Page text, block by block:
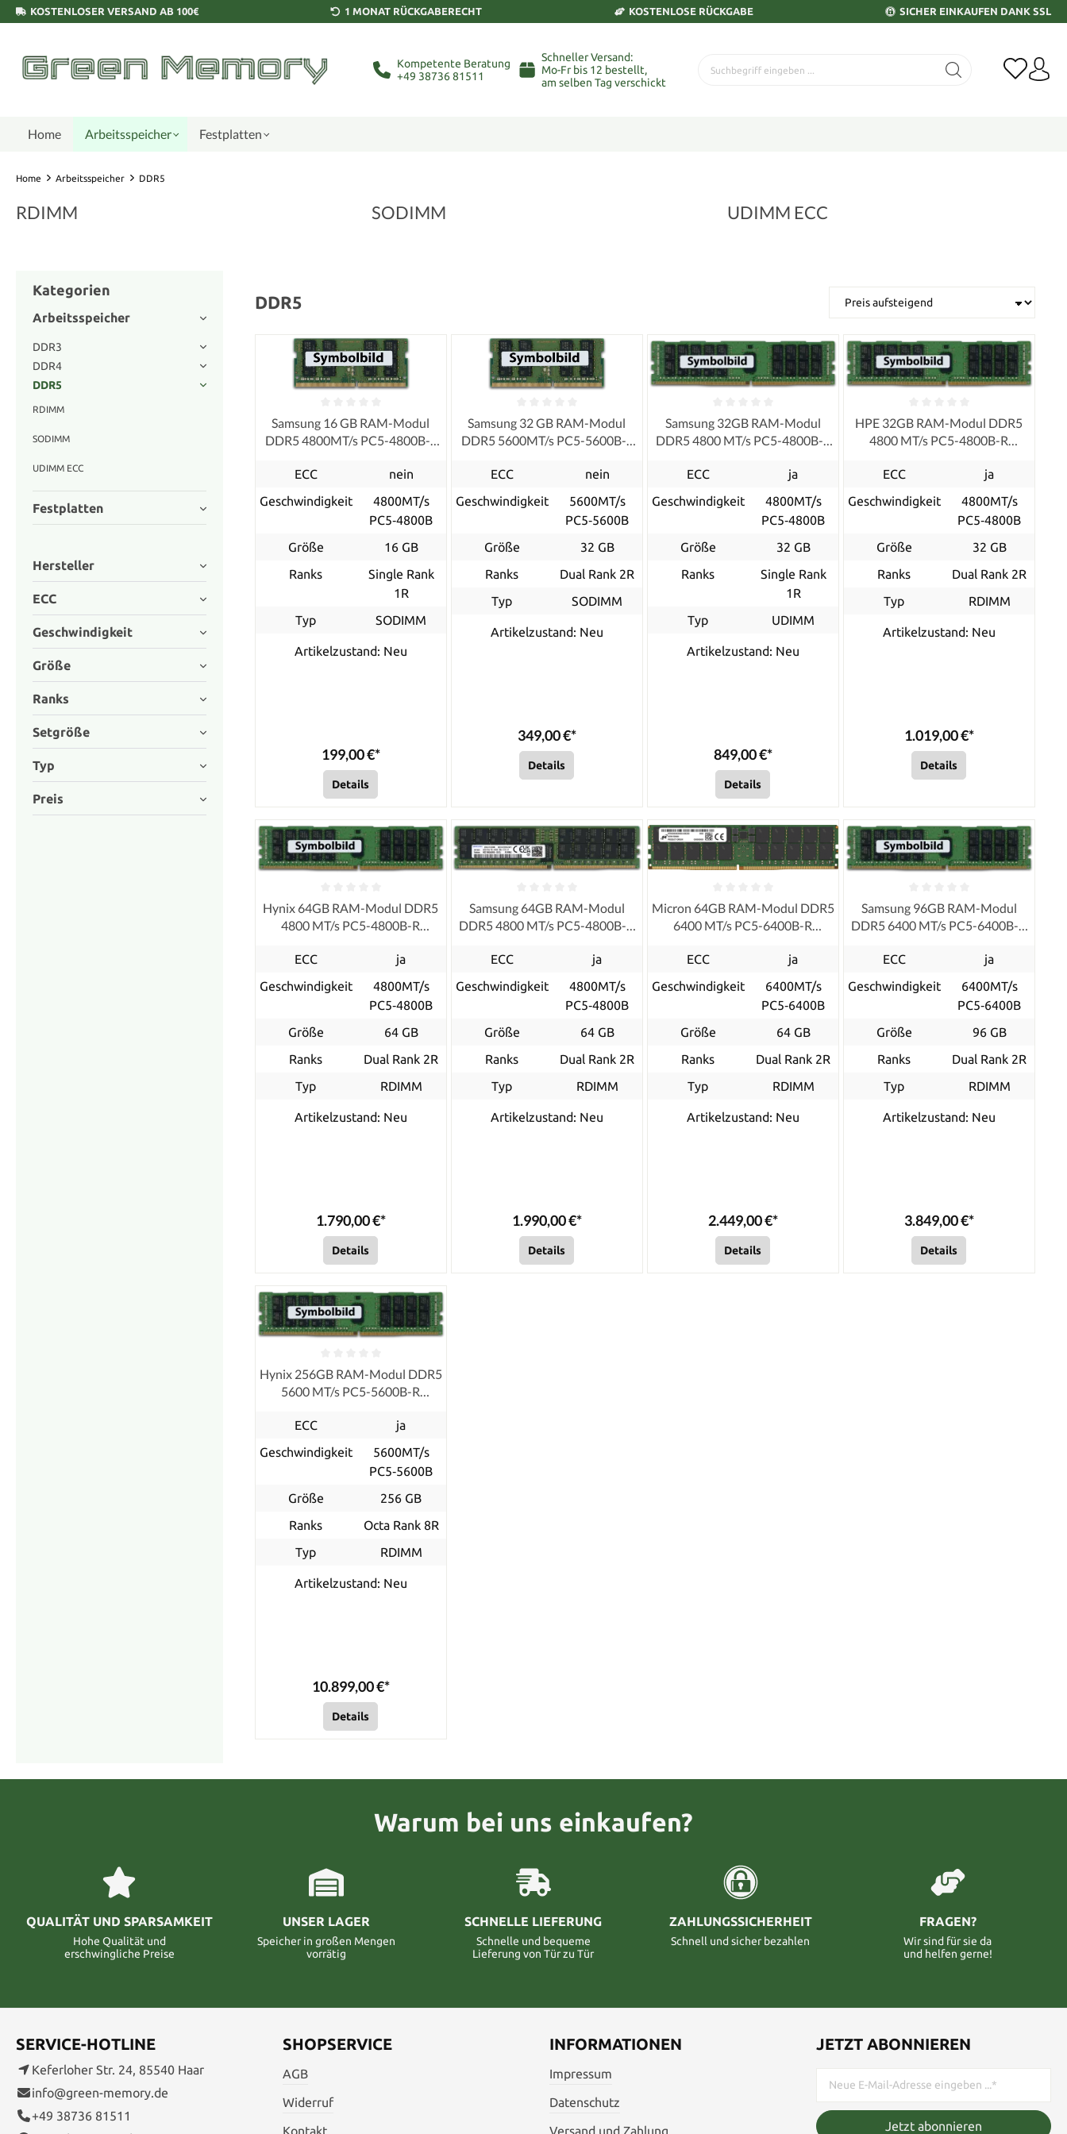
KOSTENLOSER VERSAND AB 100€ 1 MONAT RÜCKGABERECHT KOSTENLOSE RÜCKGABE SICHER EINKAUFEN DANK SSL
Kompetente Beratung
+49 38736 81511
Schneller Versand:
Mo-Fr bis 12 bestellt,
am selben Tag verschickt
Home Arbeitsspeicher Festplatten
Home Arbeitsspeicher DDR5
RDIMM SODIMM UDIMM ECC
Kategorien
Arbeitsspeicher
DDR3
DDR4
DDR5
RDIMM
SODIMM
UDIMM ECC
Festplatten
Hersteller
ECC
Geschwindigkeit
Größe
Ranks
Setgröße
Typ
Preis
DDR5
Samsung 16 GB RAM-Modul
DDR5 4800MT/s PC5-4800B-S
ECC
nein
Geschwindigkeit
4800MT/s
PC5‑4800B
Größe
16 GB
Ranks
Single Rank
1R
Typ
SODIMM
Artikelzustand: Neu
199,00 €*
Details
Samsung 32 GB RAM-Modul
DDR5 5600MT/s PC5-5600B-S
ECC
nein
Geschwindigkeit
5600MT/s
PC5‑5600B
Größe
32 GB
Ranks
Dual Rank 2R
Typ
SODIMM
Artikelzustand: Neu
349,00 €*
Details
Samsung 32GB RAM-Modul
DDR5 4800 MT/s PC5-4800B-E
ECC
ja
Geschwindigkeit
4800MT/s
PC5‑4800B
Größe
32 GB
Ranks
Single Rank
1R
Typ
UDIMM
Artikelzustand: Neu
849,00 €*
Details
HPE 32GB RAM-Modul DDR5
4800 MT/s PC5-4800B-R
ECC
ja
Geschwindigkeit
4800MT/s
PC5‑4800B
Größe
32 GB
Ranks
Dual Rank 2R
Typ
RDIMM
Artikelzustand: Neu
1.019,00 €*
Details
Hynix 64GB RAM-Modul DDR5
4800 MT/s PC5-4800B-R
ECC
ja
Geschwindigkeit
4800MT/s
PC5‑4800B
Größe
64 GB
Ranks
Dual Rank 2R
Typ
RDIMM
Artikelzustand: Neu
1.790,00 €*
Details
Samsung 64GB RAM-Modul
DDR5 4800 MT/s PC5-4800B-R
ECC
ja
Geschwindigkeit
4800MT/s
PC5‑4800B
Größe
64 GB
Ranks
Dual Rank 2R
Typ
RDIMM
Artikelzustand: Neu
1.990,00 €*
Details
Micron 64GB RAM-Modul DDR5
6400 MT/s PC5-6400B-R
ECC
ja
Geschwindigkeit
6400MT/s
PC5‑6400B
Größe
64 GB
Ranks
Dual Rank 2R
Typ
RDIMM
Artikelzustand: Neu
2.449,00 €*
Details
Samsung 96GB RAM-Modul
DDR5 6400 MT/s PC5-6400B-R
ECC
ja
Geschwindigkeit
6400MT/s
PC5‑6400B
Größe
96 GB
Ranks
Dual Rank 2R
Typ
RDIMM
Artikelzustand: Neu
3.849,00 €*
Details
Hynix 256GB RAM-Modul DDR5
5600 MT/s PC5-5600B-R
ECC
ja
Geschwindigkeit
5600MT/s
PC5‑5600B
Größe
256 GB
Ranks
Octa Rank 8R
Typ
RDIMM
Artikelzustand: Neu
10.899,00 €*
Details
Warum bei uns einkaufen?
QUALITÄT UND SPARSAMKEIT
Hohe Qualität und
erschwingliche Preise
UNSER LAGER
Speicher in großen Mengen
vorrätig
SCHNELLE LIEFERUNG
Schnelle und bequeme
Lieferung von Tür zu Tür
ZAHLUNGSSICHERHEIT
Schnell und sicher bezahlen
FRAGEN?
Wir sind für sie da
und helfen gerne!
SERVICE-HOTLINE
Keferloher Str. 24, 85540 Haar
info@green-memory.de
+49 38736 81511
SHOPSERVICE
AGB
Widerruf
Kontakt
INFORMATIONEN
Impressum
Datenschutz
Versand und Zahlung
JETZT ABONNIEREN
Jetzt abonnieren